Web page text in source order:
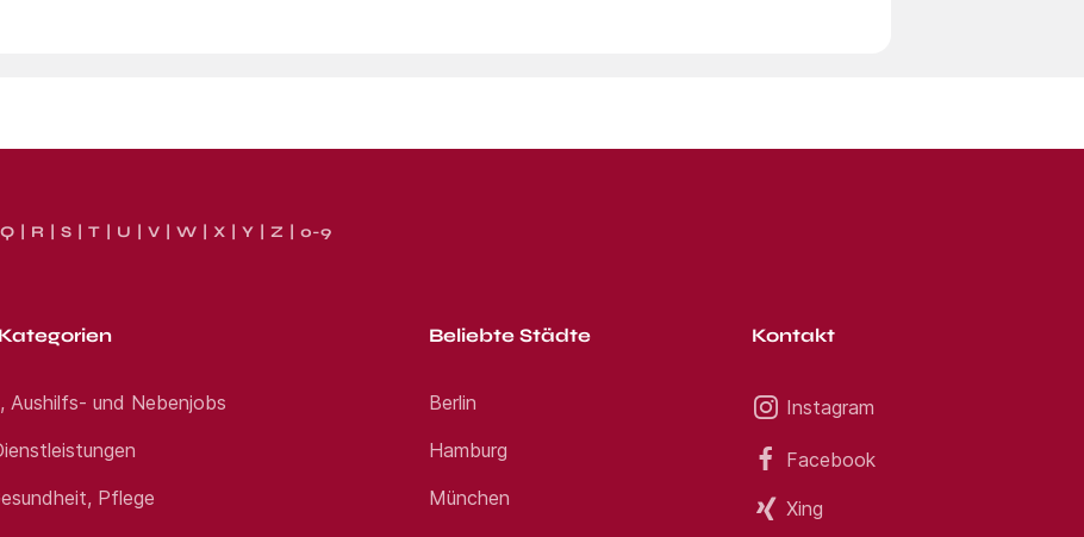
Q R S T U V W X Y Z 0-9
Aushilfs- und Nebenjobs
Pflege
Beliebte Städte
Berlin
Hamburg
München
Kontakt
Instagram
Facebook
Xing